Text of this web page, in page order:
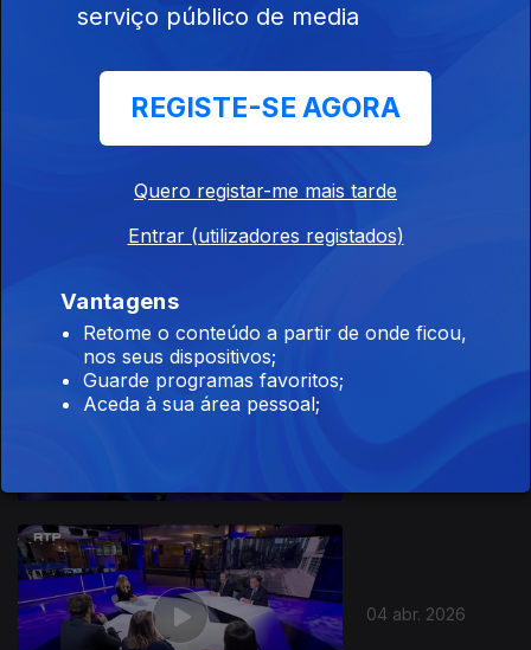
18 abr. 2026
04 abr. 2026
serviço público de media
REGISTE-SE AGORA
Quero registar-me mais tarde
Entrar (utilizadores registados)
Vantagens
Retome o conteúdo a partir de onde ficou,
nos seus dispositivos;
Guarde programas favoritos;
Aceda à sua área pessoal;